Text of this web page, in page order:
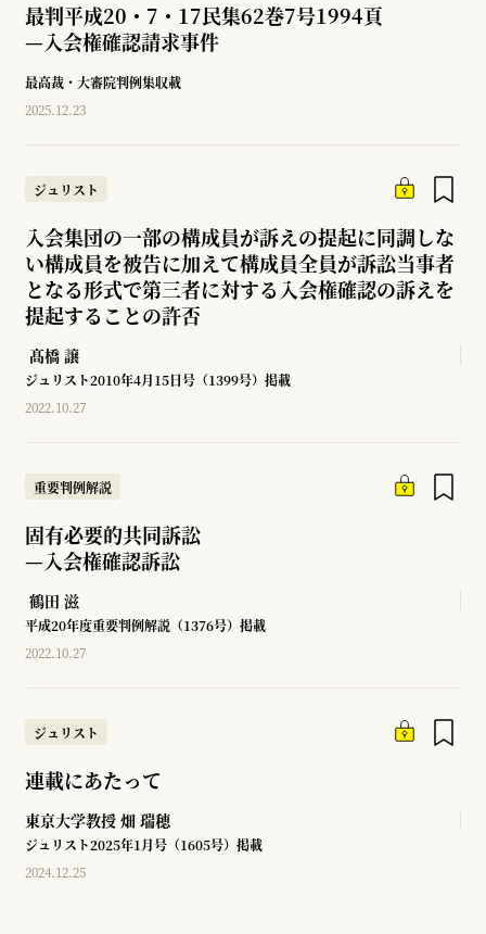
最判平成20・7・17民集62巻7号1994頁
—入会権確認請求事件
最高裁・大審院判例集収載
2025.12.23
ジュリスト
入会集団の一部の構成員が訴えの提起に同調しな
い構成員を被告に加えて構成員全員が訴訟当事者
となる形式で第三者に対する入会権確認の訴えを
提起することの許否
髙橋 譲
ジュリスト2010年4月15日号（1399号）掲載
2022.10.27
重要判例解説
固有必要的共同訴訟
—入会権確認訴訟
鶴田 滋
平成20年度重要判例解説（1376号）掲載
2022.10.27
ジュリスト
連載にあたって
東京大学教授 畑 瑞穂
ジュリスト2025年1月号（1605号）掲載
2024.12.25